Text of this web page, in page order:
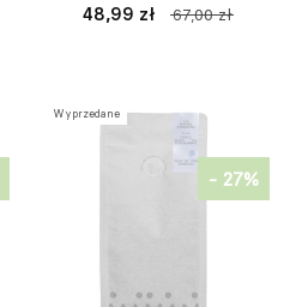
48,99 zł 67,00 zł
- 27%
Wyprzedane